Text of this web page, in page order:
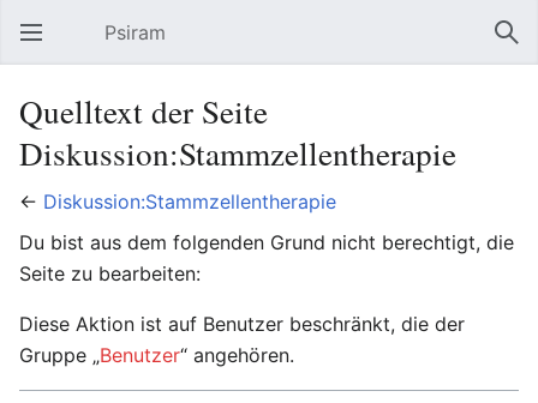
Hauptmenü öffnen Psiram
Quelltext der Seite
Diskussion:Stammzellentherapie
← Diskussion:Stammzellentherapie
Du bist aus dem folgenden Grund nicht berechtigt, die
Seite zu bearbeiten:
Diese Aktion ist auf Benutzer beschränkt, die der
Gruppe „Benutzer“ angehören.